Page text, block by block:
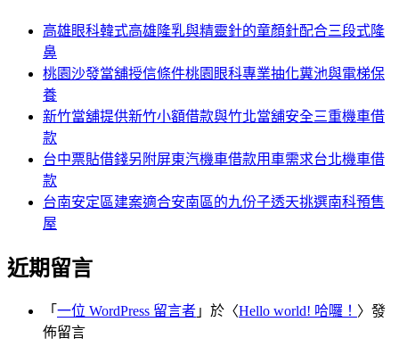
高雄眼科韓式高雄隆乳與精靈針的童顏針配合三段式隆
鼻
桃園沙發當舖授信條件桃園眼科專業抽化糞池與電梯保
養
新竹當舖提供新竹小額借款與竹北當舖安全三重機車借
款
台中票貼借錢另附屏東汽機車借款用車需求台北機車借
款
台南安定區建案適合安南區的九份子透天挑選南科預售
屋
近期留言
「 一位 WordPress 留言者 」於〈Hello world! 哈囉！ 〉發
佈留言